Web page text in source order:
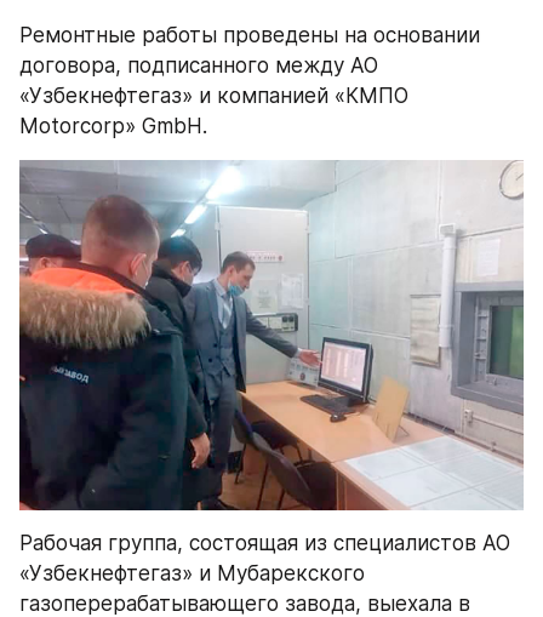
Ремонтные работы проведены на основании
договора, подписанного между АО
«Узбекнефтегаз» и компанией «КМПО
Motorcorp» GmbH.
Рабочая группа, состоящая из специалистов АО
«Узбекнефтегаз» и Мубарекского
газоперерабатывающего завода, выехала в